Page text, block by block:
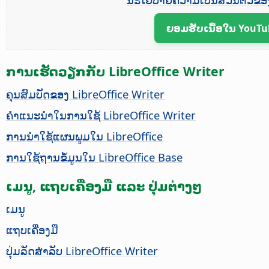
ຍອມຮັບເນື້ອໃນ
ການເຮັດວຽກກັບ LibreOffice Writer
ຄຸນສົມບັດຂອງ LibreOffice Writer
ຄຳແນະນຳໃນການໃຊ້ LibreOffice Writer
ການນຳໃຊ້ແຜນພູມໃນ LibreOffice
ການໃຊ້ຖານຂໍ້ມູນໃນ LibreOffice Base
ເມນູ, ແຖບເຄື່ອງມື ແລະ ປຸ່ມຕ່າງໆ
ເມນູ
ແຖບເຄື່ອງມື
ປຸ່ມລັດສຳລັບ LibreOffice Writer